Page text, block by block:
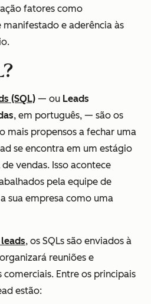
fatores como
e aderência às
(SQL) — ou Leads
, em português, — são os
mais propensos a fechar uma
se encontra em um estágio
vendas. Isso acontece
pela equipe de
sua empresa como uma
, os SQLs são enviados à
reuniões e
Entre os principais
estão: